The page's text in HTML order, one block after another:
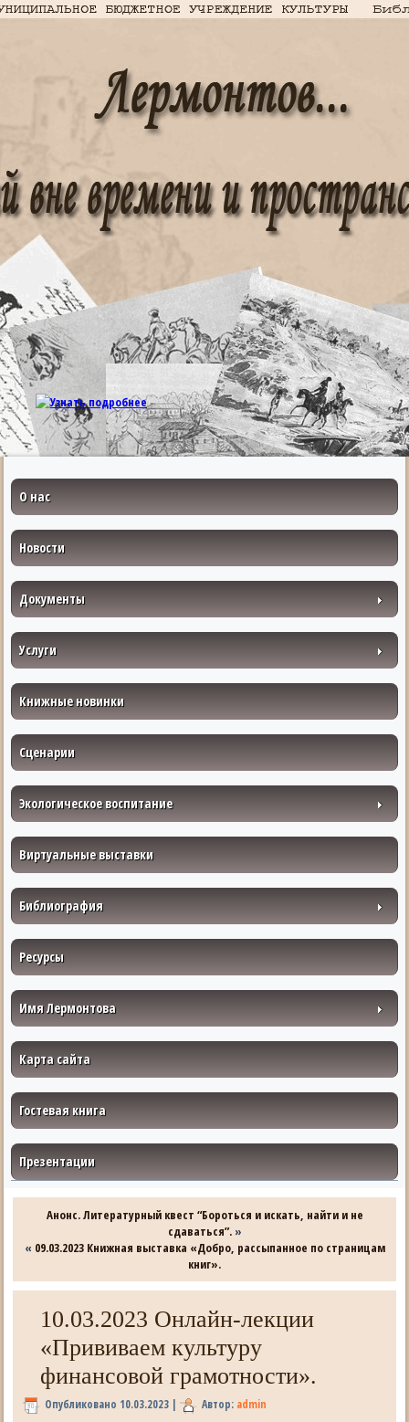
О нас
Новости
Документы
Услуги
Книжные новинки
Сценарии
Экологическое воспитание
Виртуальные выставки
Библиография
Ресурсы
Имя Лермонтова
Карта сайта
Гостевая книга
Презентации
Анонс. Литературный квест “Бороться и искать, найти и не
сдаваться”.»
« 09.03.2023 Книжная выставка «Добро, рассыпанное по страницам
книг».
10.03.2023 Онлайн-лекции
«Прививаем культуру
финансовой грамотности».
Опубликовано 10.03.2023 | Автор: admin